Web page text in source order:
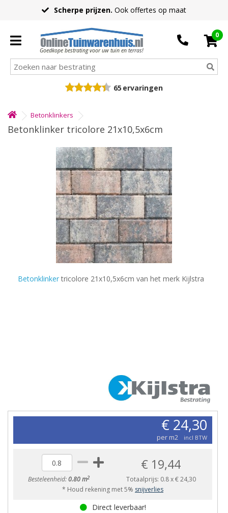
Scherpe prijzen. Ook offertes op maat
Goedkope bestrating voor uw tuin en terras!
0
65 ervaringen
Betonklinkers
Betonklinker tricolore 21x10,5x6cm
Betonklinkertricolore 21x10,5x6cm van het merk Kijlstra
€ 24,30
per m2 incl BTW
Besteleenheid:0.80 m2
€ 19,44
Totaalprijs: 0.8x€ 24,30
* Houd rekening met 5% snijverlies
Direct leverbaar!